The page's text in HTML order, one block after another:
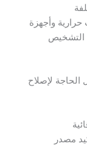
وأجهزة
التشخيص
لإصلاح
مصدر